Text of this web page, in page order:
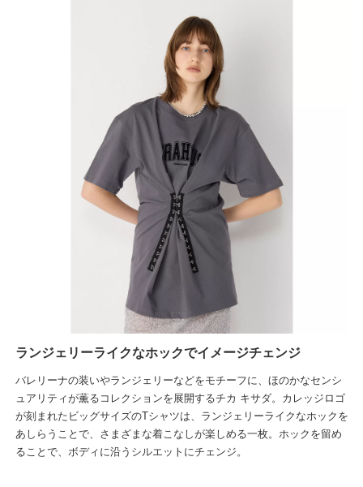
ランジェリーライクなホックでイメージチェンジ
バレリーナの装いやランジェリーなどをモチーフに、ほのかなセンシ
ュアリティが薫るコレクションを展開するチカ キサダ。カレッジロゴ
が刻まれたビッグサイズのTシャツは、ランジェリーライクなホックを
あしらうことで、さまざまな着こなしが楽しめる一枚。ホックを留め
ることで、ボディに沿うシルエットにチェンジ。